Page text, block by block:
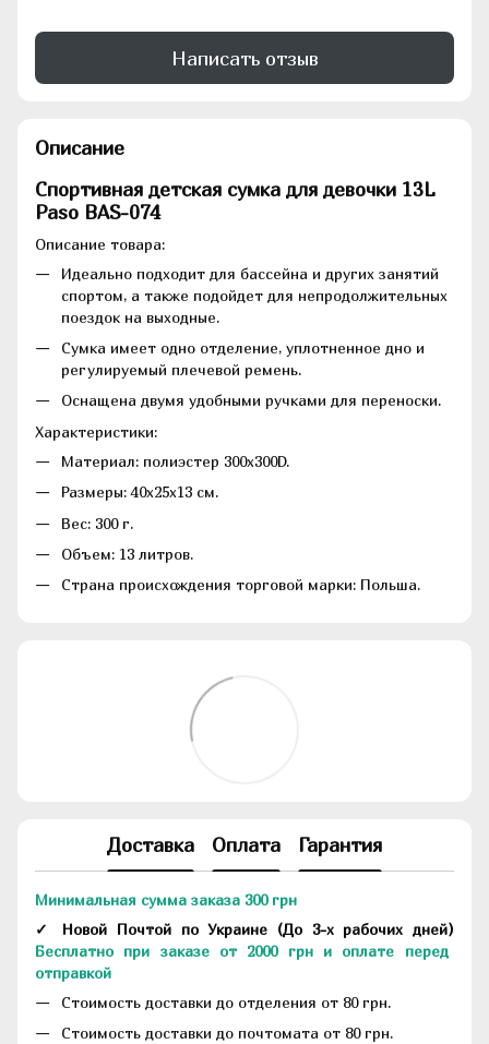
Написать отзыв
Описание
Спортивная детская сумка для девочки 13L
Paso BAS-074
Описание товара:
Идеально подходит для бассейна и других занятий
спортом, а также подойдет для непродолжительных
поездок на выходные.
Сумка имеет одно отделение, уплотненное дно и
регулируемый плечевой ремень.
Оснащена двумя удобными ручками для переноски.
Характеристики:
Материал: полиэстер 300x300D.
Размеры: 40х25х13 см.
Вес: 300 г.
Объем: 13 литров.
Страна происхождения торговой марки: Польша.
Доставка Оплата Гарантия
Минимальная сумма заказа 300 грн
✓ Новой Почтой по Украине (До 3-х рабочих дней)
Бесплатно при заказе от 2000 грн и оплате перед
отправкой
Стоимость доставки до отделения от 80 грн.
Стоимость доставки до почтомата от 80 грн.